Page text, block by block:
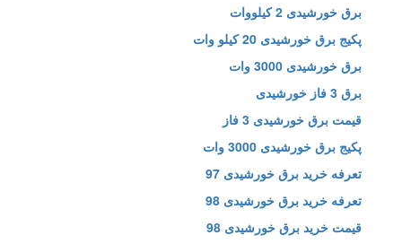
برق خورشیدی 2 کیلووات
پکیج برق خورشیدی 20 کیلو وات
برق خورشیدی 3000 وات
برق 3 فاز خورشیدی
قیمت برق خورشیدی 3 فاز
پکیج برق خورشیدی 3000 وات
تعرفه خرید برق خورشیدی 97
تعرفه خرید برق خورشیدی 98
قیمت خرید برق خورشیدی 98